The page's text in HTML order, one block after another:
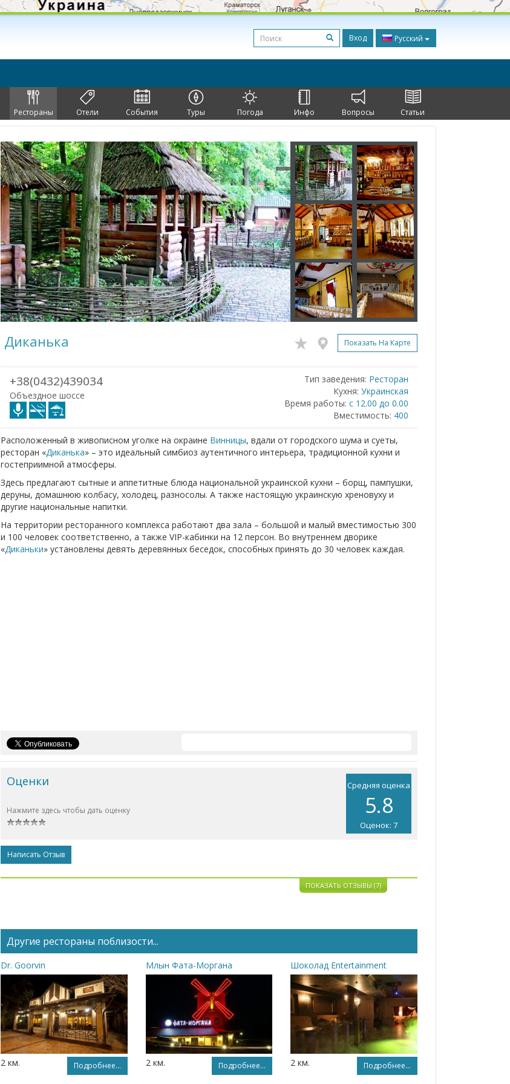
Вход Русский
Рестораны Отели События Туры Погода Инфо Вопросы Статьи
Диканька Показать На Карте
+38(0432)439034
Объездное шоссе
Тип заведения: Ресторан
Кухня: Украинская
Время работы: с 12.00 до 0.00
Вместимость: 400
Расположенный в живописном уголке на окраине Винницы, вдали от городского шума и суеты,
ресторан «Диканька» – это идеальный симбиоз аутентичного интерьера, традиционной кухни и
гостеприимной атмосферы.
Здесь предлагают сытные и аппетитные блюда национальной украинской кухни – борщ, пампушки,
деруны, домашнюю колбасу, холодец, разносолы. А также настоящую украинскую хреновуху и
другие национальные напитки.
На территории ресторанного комплекса работают два зала – большой и малый вместимостью 300
и 100 человек соответственно, а также VIP-кабинки на 12 персон. Во внутреннем дворике
«Диканьки» установлены девять деревянных беседок, способных принять до 30 человек каждая.
Средняя оценка
5.8
Оценок: 7
Оценки
Нажмите здесь чтобы дать оценку
Написать Отзыв
ПОКАЗАТЬ ОТЗЫВЫ (7)
Другие рестораны поблизости...
Dr. Goorvin
2 км. Подробнее...
Млын Фата-Моргана
2 км. Подробнее...
Шоколад Entertainment
2 км. Подробнее...